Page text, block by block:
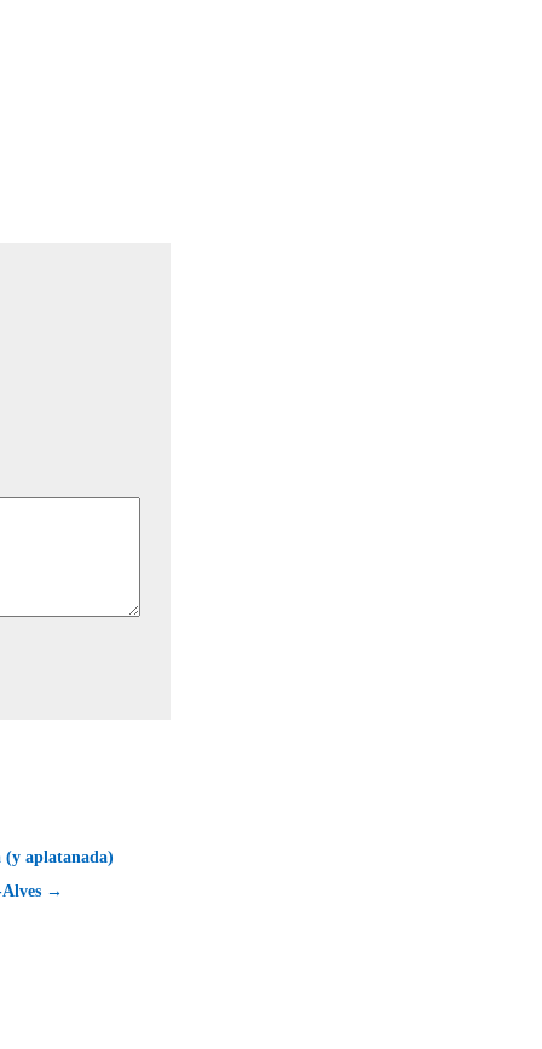
(y aplatanada)
Alves →